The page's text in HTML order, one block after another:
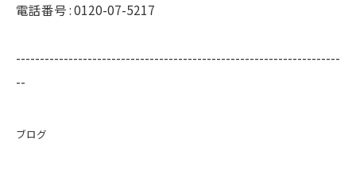
電話番号 : 0120-07-5217
--------------------------------------------------------------------
--
ブログ